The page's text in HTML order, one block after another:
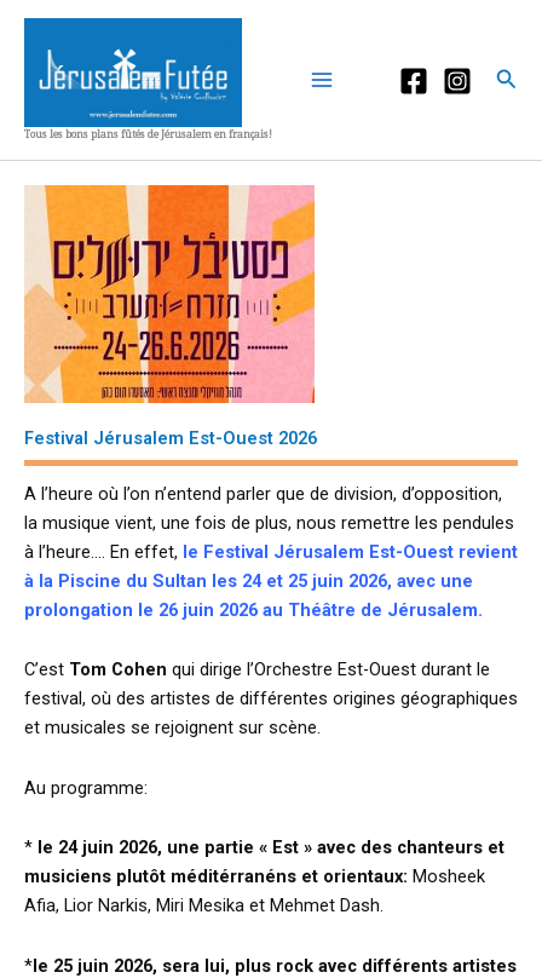
Aller
contenu
Tous les bons plans fûtés de Jérusalem en français!
Festival Jérusalem Est-Ouest 2026
A l’heure où l’on n’entend parler que de division, d’opposition,
la musique vient, une fois de plus, nous remettre les pendules
à l’heure…. En effet, le Festival Jérusalem Est-Ouest revient
à la Piscine du Sultan les 24 et 25 juin 2026, avec une
prolongation le 26 juin 2026 au Théâtre de Jérusalem.
C’est Tom Cohen qui dirige l’Orchestre Est-Ouest durant le
festival, où des artistes de différentes origines géographiques
et musicales se rejoignent sur scène.
Au programme:
* le 24 juin 2026, une partie « Est » avec des chanteurs et
musiciens plutôt méditérranéns et orientaux: Mosheek
Afia, Lior Narkis, Miri Mesika et Mehmet Dash.
*le 25 juin 2026, sera lui, plus rock avec différents artistes